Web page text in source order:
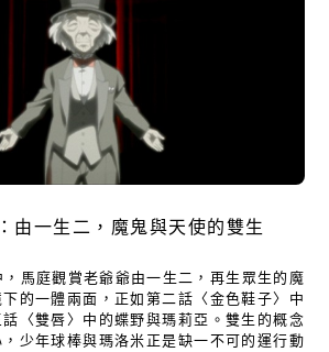
由一生二，魔鬼與天使的雙生
馬庭觀賞老爺爺由一生二，再生眾生的魔
的一體兩面，正如第二話〈金色鞋子〉中
〈雙唇〉中的蝶野與瑪莉亞。雙生的概念
少年球棒與瑪洛米正是缺一不可的運行動